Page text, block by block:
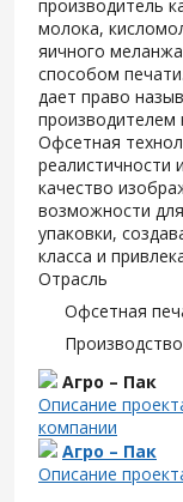
производитель
молока,
яичного
способом
дает право
производителем
Офсетная
реалистичности
качество
возможности
упаковки,
класса и
Отрасль
Офсетная
Агро – Пак
Описание
компании
Агро – Пак
Описание